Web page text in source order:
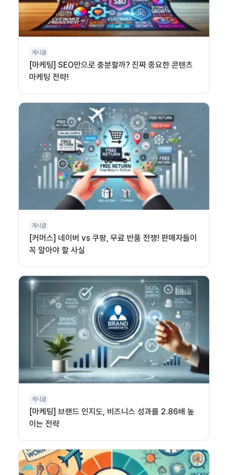
게시글
[마케팅] SEO만으로 충분할까? 진짜 중요한 콘텐츠
마케팅 전략!
게시글
[커머스] 네이버 vs 쿠팡, 무료 반품 전쟁! 판매자들이
꼭 알아야 할 사실
게시글
[마케팅] 브랜드 인지도, 비즈니스 성과를 2.86배 높
이는 전략